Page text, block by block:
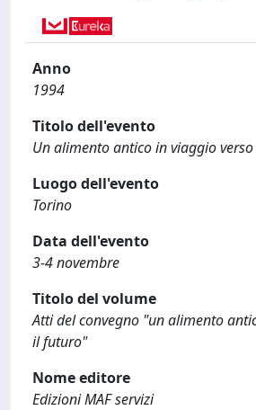
Anno
1994
Titolo dell'evento
Un alimento antico in viaggio
Luogo dell'evento
Torino
Data dell'evento
3-4 novembre
Titolo del volume
Atti del convegno "un alimento
il futuro"
Nome editore
Edizioni MAF servizi